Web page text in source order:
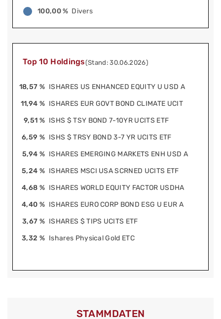
100,00 % Divers
Top 10 Holdings(Stand: 30.06.2026)
18,57 % ISHARES US ENHANCED EQUITY U USD A
11,94 % ISHARES EUR GOVT BOND CLIMATE UCIT
9,51 % ISHS $ TSY BOND 7-10YR UCITS ETF
6,59 % ISHS $ TRSY BOND 3-7 YR UCITS ETF
5,94 % ISHARES EMERGING MARKETS ENH USD A
5,24 % ISHARES MSCI USA SCRNED UCITS ETF
4,68 % ISHARES WORLD EQUITY FACTOR USDHA
4,40 % ISHARES EURO CORP BOND ESG U EUR A
3,67 % ISHARES $ TIPS UCITS ETF
3,32 % Ishares Physical Gold ETC
STAMMDATEN